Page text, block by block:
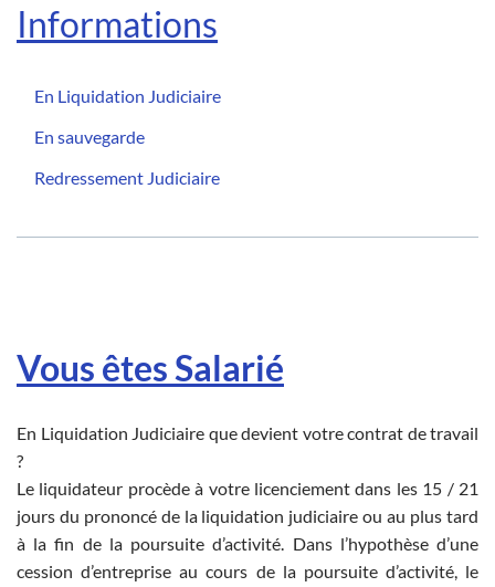
Informations
En Liquidation Judiciaire
En sauvegarde
Redressement Judiciaire
Vous êtes Salarié
En Liquidation Judiciaire que devient votre contrat de travail
?
Le liquidateur procède à votre licenciement dans les 15 / 21
jours du prononcé de la liquidation judiciaire ou au plus tard
à la fin de la poursuite d’activité. Dans l’hypothèse d’une
cession d’entreprise au cours de la poursuite d’activité, le